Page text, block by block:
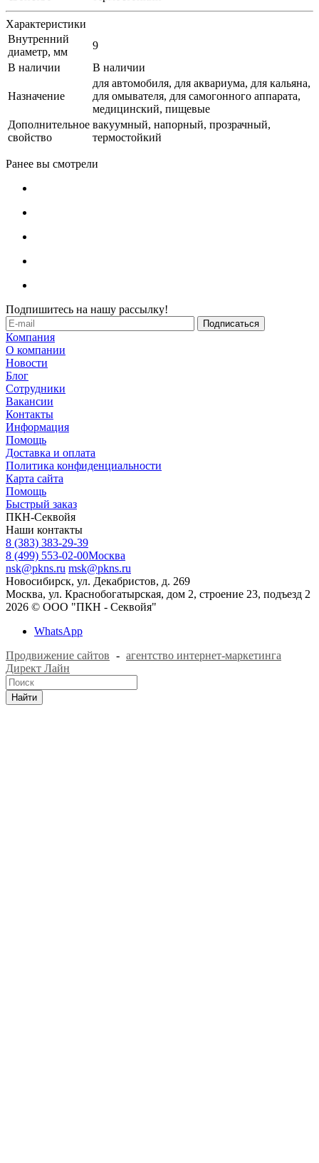
Характеристики
Внутренний
диаметр, мм
9
В наличии
В наличии
Назначение
для автомобиля, для аквариума, для кальяна,
для омывателя, для самогонного аппарата,
медицинский, пищевые
Дополнительное
свойство
вакуумный, напорный, прозрачный,
термостойкий
Ранее вы смотрели
Подпишитесь на нашу рассылку!
Компания
О компании
Новости
Блог
Сотрудники
Вакансии
Контакты
Информация
Помощь
Доставка и оплата
Политика конфиденциальности
Карта сайта
Помощь
Быстрый заказ
ПКН-Секвойя
Наши контакты
8 (383) 383-29-39
8 (499) 553-02-00Москва
nsk@pkns.ru msk@pkns.ru
Новосибирск, ул. Декабристов, д. 269
Москва, ул. Краснобогатырская, дом 2, строение 23, подъезд 2
2026 © ООО "ПКН - Секвойя"
WhatsApp
Продвижение сайтов - агентство интернет-маркетинга
Директ Лайн
Найти